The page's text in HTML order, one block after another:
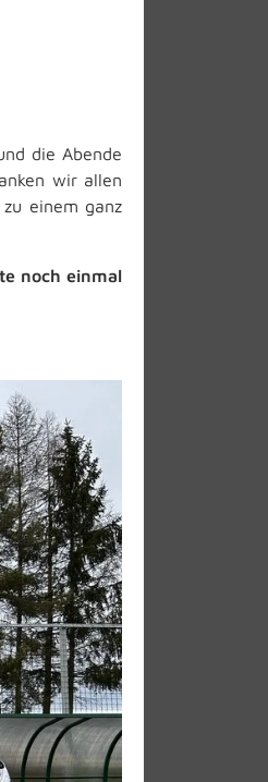
die Abende
wir allen
einem ganz
noch einmal